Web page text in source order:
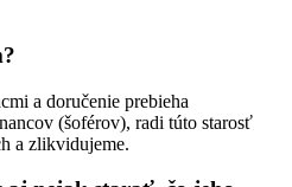
a doručenie prebieha
(šoférov), radi túto starosť
a zlikvidujeme.